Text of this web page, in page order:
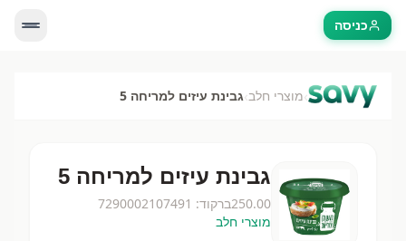
כניסה
›מוצרי חלב›גבינת עיזים למריחה 5
גבינת עיזים למריחה 5
250.00ברקוד: 7290002107491
מוצרי חלב